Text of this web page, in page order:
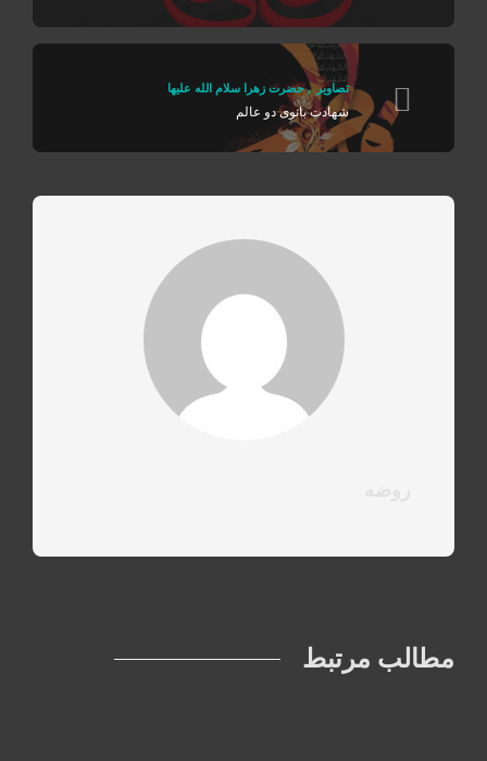
تصاوير ,حضرت زهرا سلام الله علیها
شهادت بانوی دو عالم
مطالب مرتبط